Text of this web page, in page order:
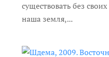
существовать без
наша земля,...